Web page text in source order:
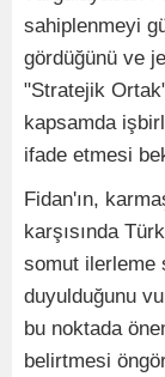
sahiplenmeyi
gördüğünü ve
"Stratejik
kapsamda
ifade etmesi
Fidan'ın,
karşısında
somut ilerleme
duyulduğunu
bu noktada
belirtmesi